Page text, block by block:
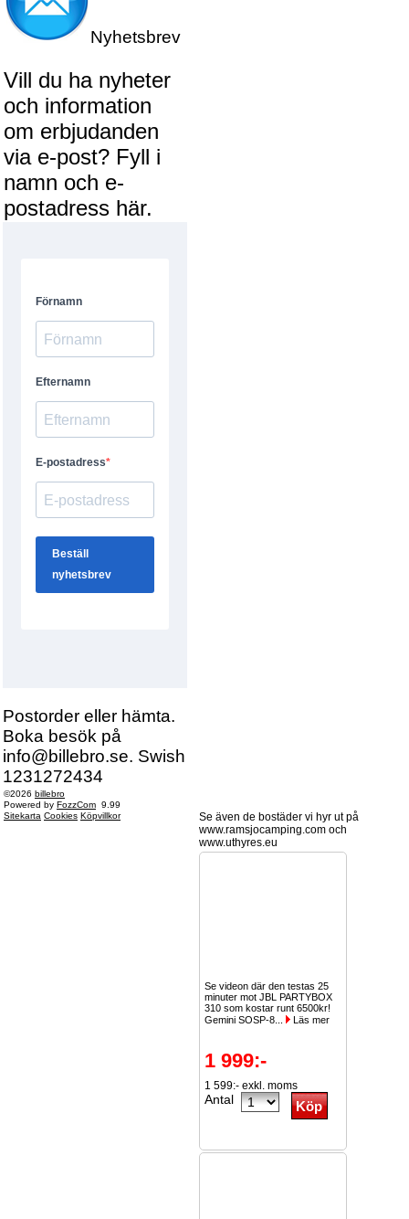
Nyhetsbrev
Vill du ha nyheter
och information
om erbjudanden
via e-post? Fyll i
namn och e-
postadress här.
Postorder eller hämta.
Boka besök på
info@billebro.se. Swish
1231272434
©2026 billebro
Powered by FozzCom 9.99
Sitekarta Cookies Köpvillkor
Se även de bostäder vi hyr ut på
www.ramsjocamping.com och
www.uthyres.eu
Se videon där den testas 25
minuter mot JBL PARTYBOX
310 som kostar runt 6500kr!
Gemini SOSP-8...
Läs mer
1 999:-
1 599:- exkl. moms
Antal